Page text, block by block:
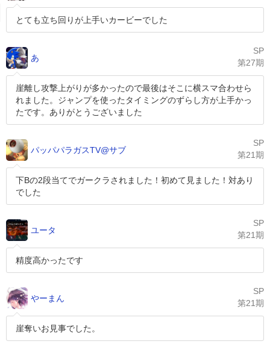
とても立ち回りが上手いカービーでした
あ
SP
第27期
崖離し攻撃上がりが多かったので最後はそこに横スマ合わせら
れました。ジャンプを使ったタイミングのずらし方が上手かっ
たです。ありがとうございました
パッパパラガスTV@サブ
SP
第21期
下Bの2段当てでガークラされました！初めて見ました！対あり
でした
ユータ
SP
第21期
精度高かったです
やーまん
SP
第21期
崖奪いお見事でした。